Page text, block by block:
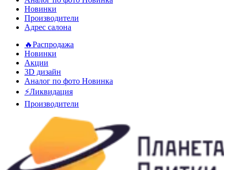
Новинки
Производители
Адрес салона
🔥Распродажа
Новинки
Акции
3D дизайн
Аналог по фото Новинка
⚡Ликвидация
Производители